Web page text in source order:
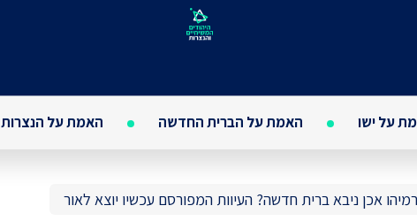
על ישו האמת על הברית החדשה האמת על הנצרות
אכן ניבא ברית חדשה? העיוות המפורסם עכשיו יוצא לאור